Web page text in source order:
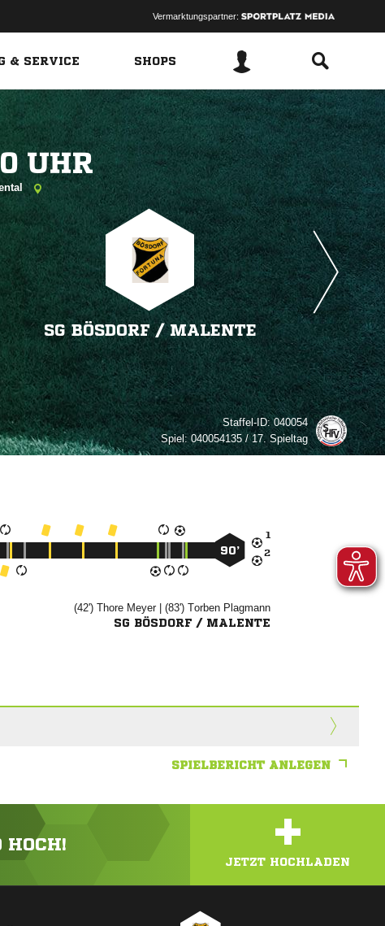
Vermarktungspartner:
& SERVICE SHOPS

SG BÖSDORF /​ MALENTE
Staffel-ID:040054
Spiel:040054135 / 17. Spieltag


90’
(42') | (83') 
SG BÖSDORF / MALENTE
SPIELBERICHT ANLEGEN
HOCH! +
JETZT HOCHLADEN